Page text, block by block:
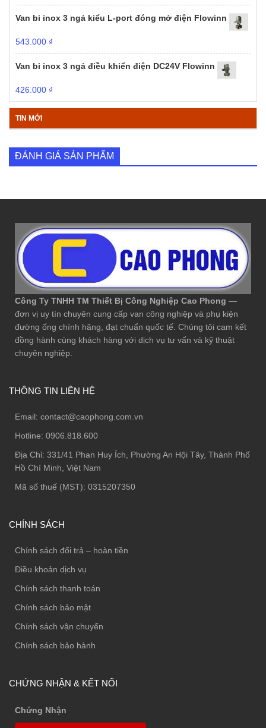
Van bi inox 3 ngả kiểu L-port đóng mở điện Flowinn
543.000 ₫
Van bi inox 3 ngả điều khiển điện DC24V Flowinn
426.000 ₫
TIN MỚI
ĐÁNH GIÁ SẢN PHẨM
Công Ty TNHH TM Thiết Bị Công Nghiệp Cao Phong —
đơn vị uy tín chuyên cung cấp van công nghiệp và phụ kiện
đường ống chính hãng, đạt chuẩn quốc tế. Chúng tôi cam kết
đồng hành cùng khách hàng với dịch vụ tư vấn và kỹ thuật
chuyên nghiệp.
THÔNG TIN LIÊN HỆ
Email: contact@caophong.com.vn
Hotline: 0906.818.600
Địa Chỉ: 331/41 Phan Huy Ích, Phường An Hội Tây, Thành Phố
Hồ Chí Minh, Việt Nam
Mã số thuế (MST): 0315207350
CHÍNH SÁCH
Chính sách đổi trả – hoàn tiền
Điều khoản dịch vụ
Chính sách thanh toán
Chính sách bảo mật
Chính sách vận chuyển
Chính sách bảo hành
CHỨNG NHẬN & KẾT NỐI
Chứng Nhận